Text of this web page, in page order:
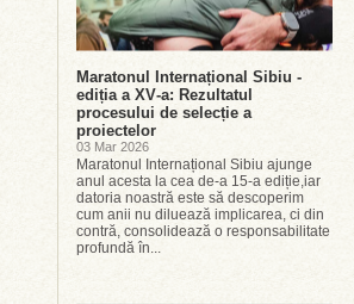
Maratonul Internațional Sibiu -
ediția a XV‑a: Rezultatul
procesului de selecție a
proiectelor
03 Mar 2026
Maratonul Internațional Sibiu ajunge
anul acesta la cea de-a 15‑a ediție,iar
datoria noastră este să descoperim
cum anii nu diluează implicarea, ci din
contră, consolidează o responsabilitate
profundă în...